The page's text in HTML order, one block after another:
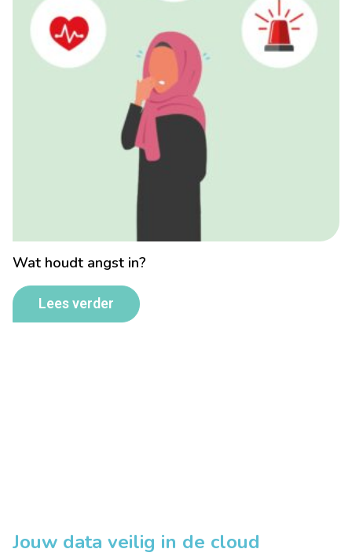
Wat houdt angst in?
Lees verder
Jouw data veilig in de cloud